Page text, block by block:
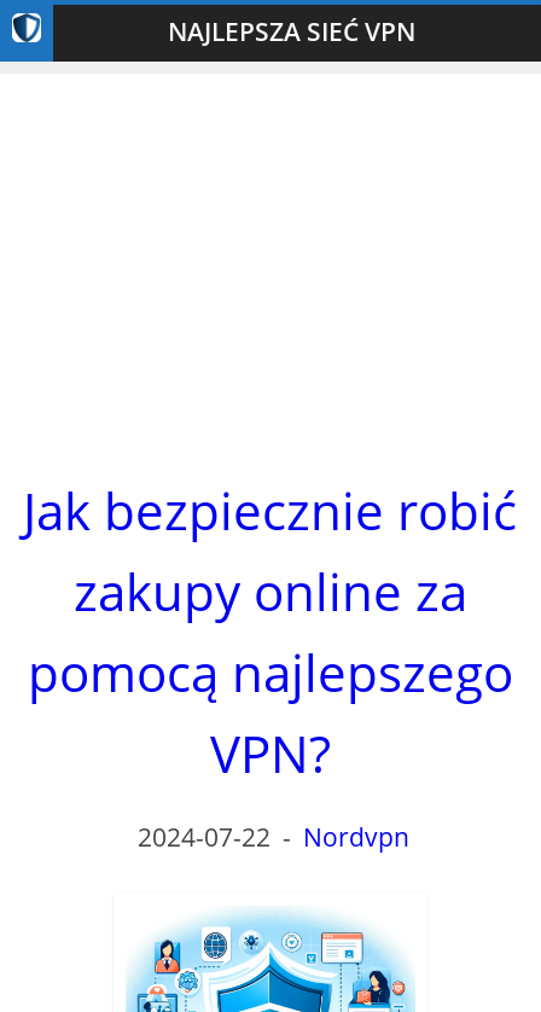
NAJLEPSZA SIEĆ VPN
Jak bezpiecznie robić
zakupy online za
pomocą najlepszego
VPN?
2024-07-22 - Nordvpn